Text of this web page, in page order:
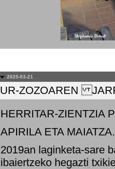
2025-03-21
UR-ZOZOAREN
HERRITAR-ZIENTZIA
APIRILA ETA MAIATZA.
2019an laginketa-sare
ibaiertzeko hegazti